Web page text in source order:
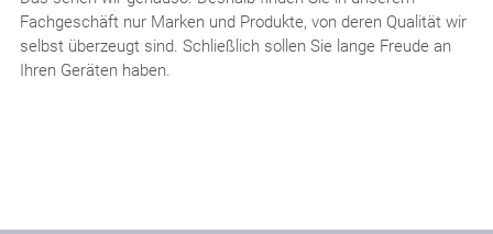
Fachgeschäft nur Marken und Produkte, von deren Qualität wir
selbst überzeugt sind. Schließlich sollen Sie lange Freude an
Ihren Geräten haben.